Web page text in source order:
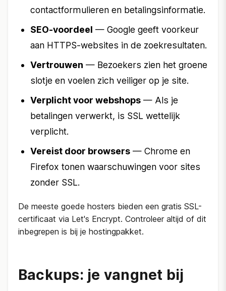
contactformulieren en betalingsinformatie.
SEO-voordeel — Google geeft voorkeur
aan HTTPS-websites in de zoekresultaten.
Vertrouwen — Bezoekers zien het groene
slotje en voelen zich veiliger op je site.
Verplicht voor webshops — Als je
betalingen verwerkt, is SSL wettelijk
verplicht.
Vereist door browsers — Chrome en
Firefox tonen waarschuwingen voor sites
zonder SSL.
De meeste goede hosters bieden een gratis SSL-
certificaat via Let's Encrypt. Controleer altijd of dit
inbegrepen is bij je hostingpakket.
Backups: je vangnet bij